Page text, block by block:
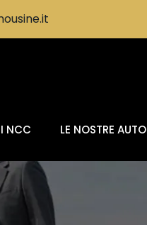
NCC LE NOSTRE AUTO